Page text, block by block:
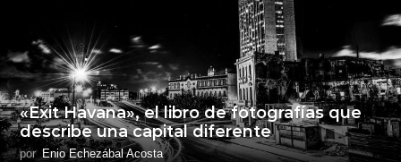
«Exit Havana», el libro de fotografías que
describe una capital diferente
por Enio Echezábal Acosta